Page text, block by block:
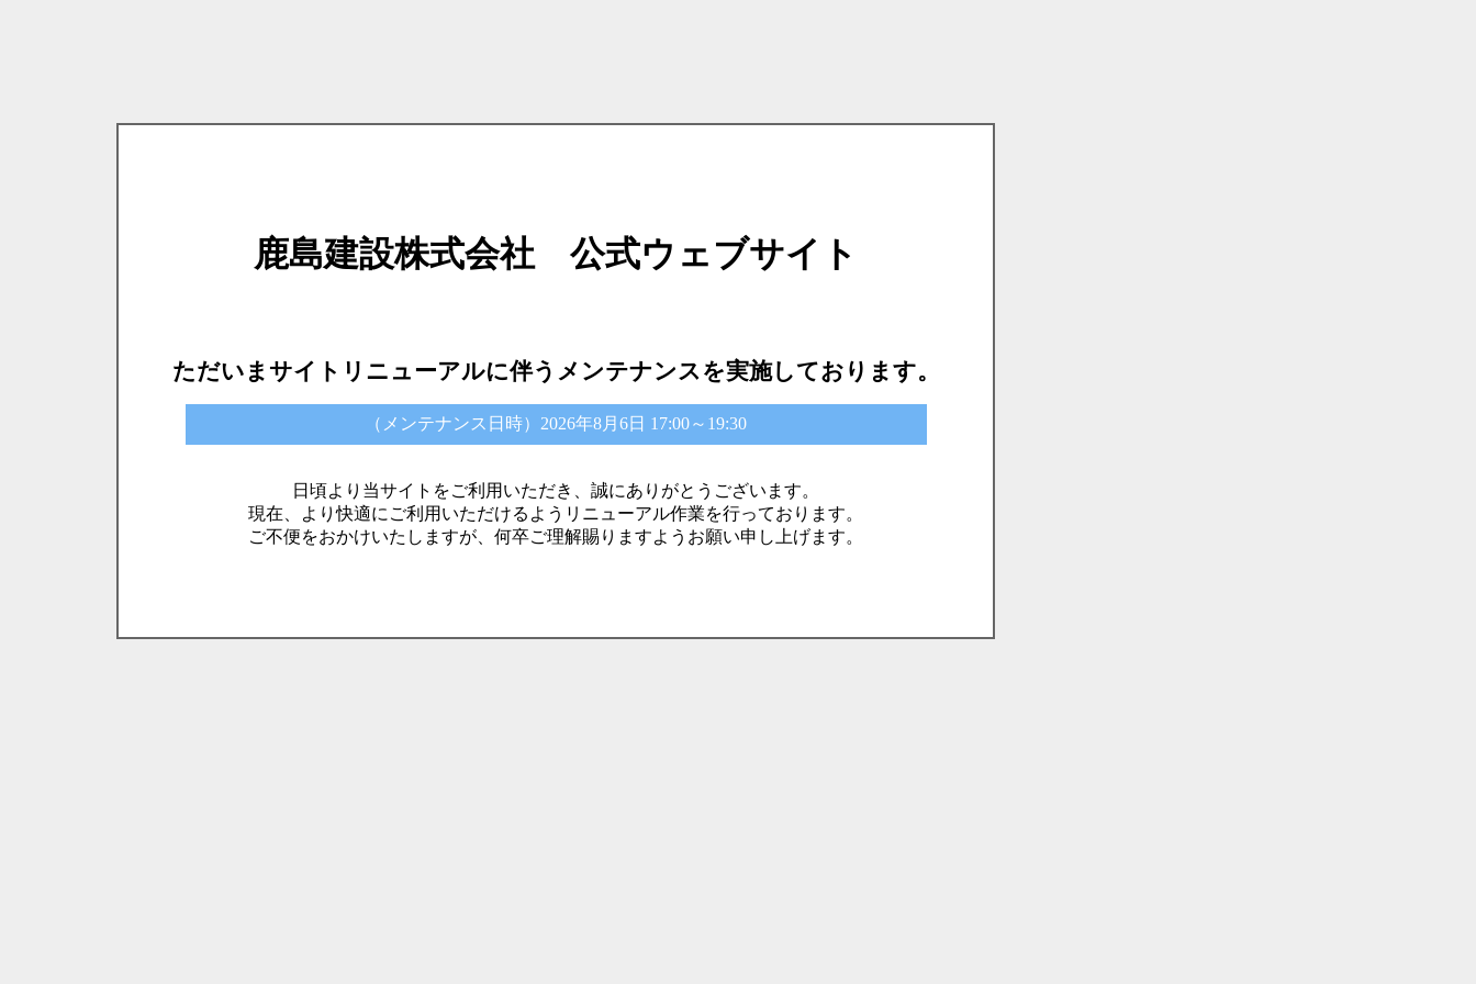
鹿島建設株式会社 公式ウェブサイト
ただいまサイトリニューアルに伴うメンテナンスを実施しております。
（メンテナンス日時）2026年8月6日 17:00～19:30
日頃より当サイトをご利用いただき、誠にありがとうございます。
現在、より快適にご利用いただけるようリニューアル作業を行っております。
ご不便をおかけいたしますが、何卒ご理解賜りますようお願い申し上げます。